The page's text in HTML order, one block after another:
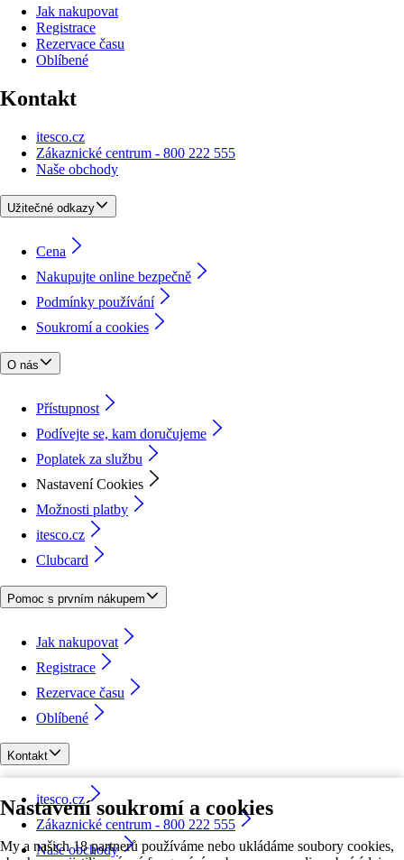
Nastavení soukromí a cookies
My a našich 18 partnerů používáme nebo ukládáme soubory cookies,
Jak nakupovat
Registrace
Rezervace času
Oblíbené
Kontakt
itesco.cz
Zákaznické centrum - 800 222 555
Naše obchody
Užitečné odkazy
Cena
Nakupujte online bezpečně
Podmínky používání
Soukromí a cookies
O nás
Přístupnost
Podívejte se, kam doručujeme
Poplatek za službu
Nastavení Cookies
Možnosti platby
itesco.cz
Clubcard
Pomoc s prvním nákupem
Jak nakupovat
Registrace
Rezervace času
Oblíbené
Kontakt
itesco.cz
Zákaznické centrum - 800 222 555
Naše obchody